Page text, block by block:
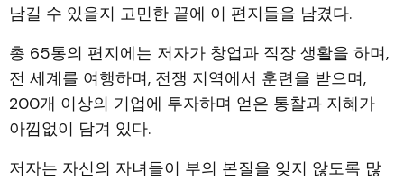
남길 수 있을지 고민한 끝에 이 편지들을 남겼다.
총 65통의 편지에는 저자가 창업과 직장 생활을 하며,
전 세계를 여행하며, 전쟁 지역에서 훈련을 받으며,
200개 이상의 기업에 투자하며 얻은 통찰과 지혜가
아낌없이 담겨 있다.
저자는 자신의 자녀들이 부의 본질을 잊지 않도록 많